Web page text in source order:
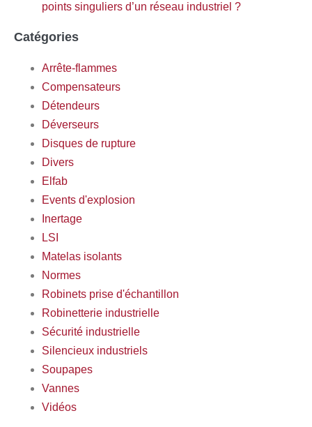
points singuliers d’un réseau industriel ?
Catégories
Arrête-flammes
Compensateurs
Détendeurs
Déverseurs
Disques de rupture
Divers
Elfab
Events d'explosion
Inertage
LSI
Matelas isolants
Normes
Robinets prise d'échantillon
Robinetterie industrielle
Sécurité industrielle
Silencieux industriels
Soupapes
Vannes
Vidéos